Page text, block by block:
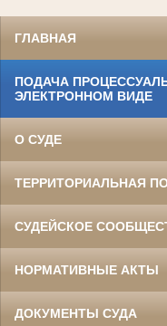
ГЛАВНАЯ
ПОДАЧА
ЭЛЕКТРОННОМ ВИДЕ
О СУДЕ
ТЕРРИТОРИАЛЬНАЯ
СУДЕЙСКОЕ
НОРМАТИВНЫЕ АКТЫ
ДОКУМЕНТЫ СУДА